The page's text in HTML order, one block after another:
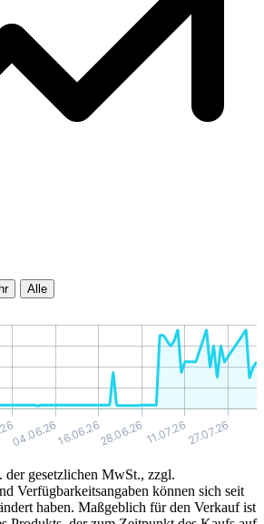
Alle
gesetzlichen MwSt., zzgl.
Verfügbarkeitsangaben können sich seit
haben. Maßgeblich für den Verkauf ist